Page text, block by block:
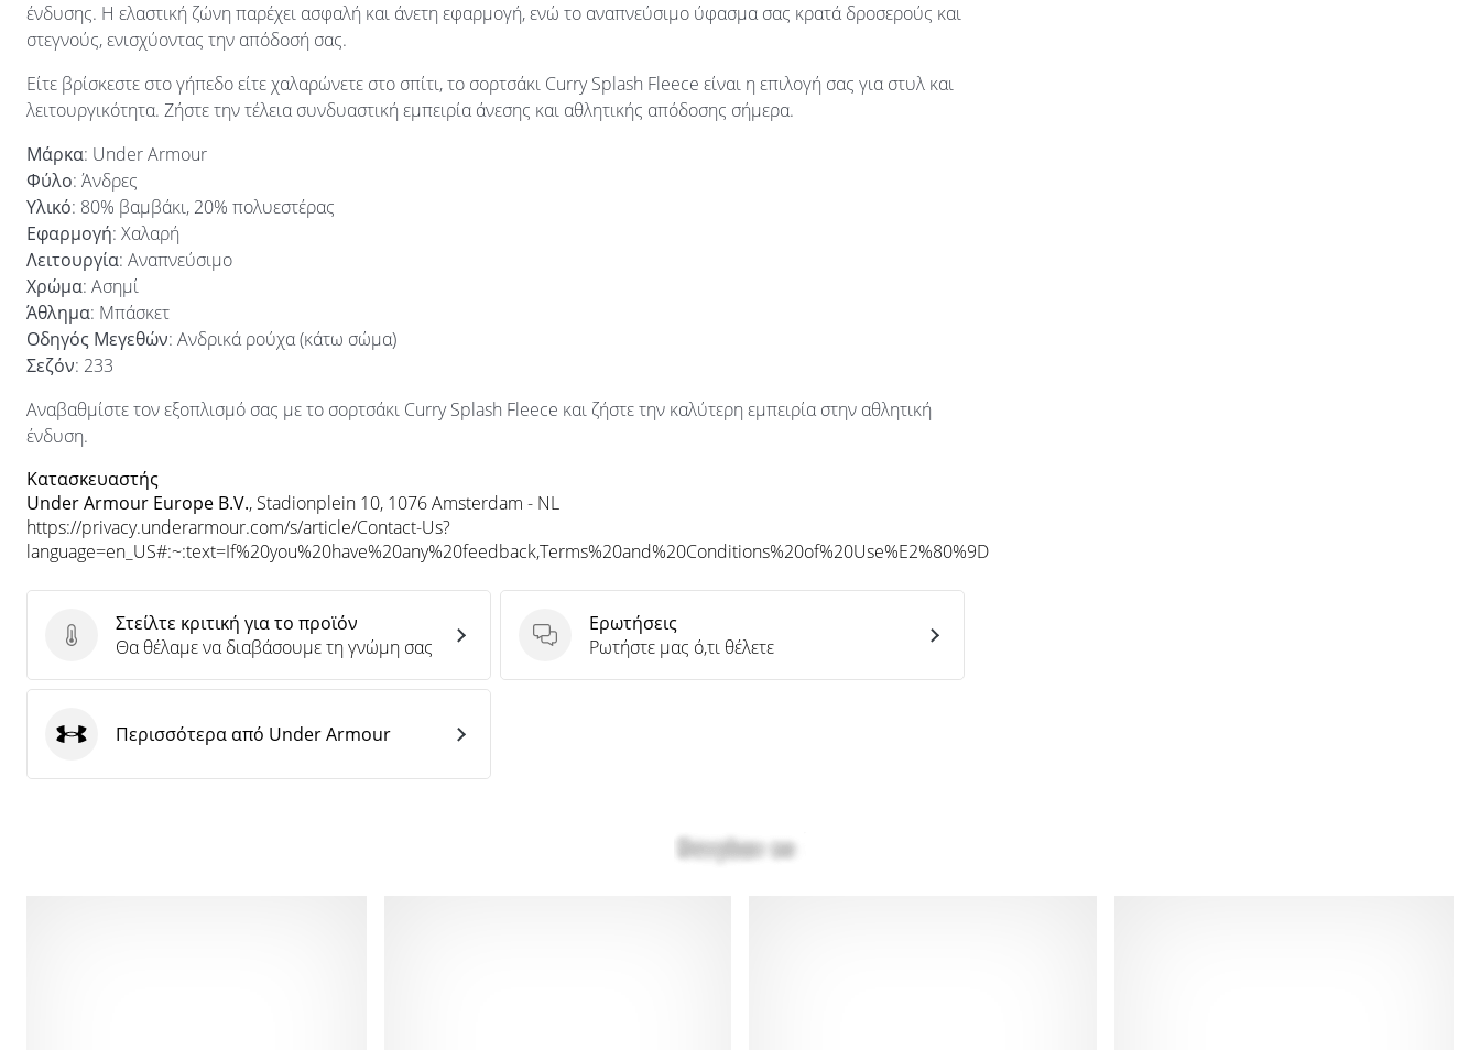
ένδυσης. Η ελαστική ζώνη παρέχει ασφαλή και άνετη εφαρμογή, ενώ το αναπνεύσιμο ύφασμα σας κρατά δροσερούς και
στεγνούς, ενισχύοντας την απόδοσή σας.
Είτε βρίσκεστε στο γήπεδο είτε χαλαρώνετε στο σπίτι, το σορτσάκι Curry Splash Fleece είναι η επιλογή σας για στυλ και
λειτουργικότητα. Ζήστε την τέλεια συνδυαστική εμπειρία άνεσης και αθλητικής απόδοσης σήμερα.
Μάρκα: Under Armour
Φύλο: Άνδρες
Υλικό: 80% βαμβάκι, 20% πολυεστέρας
Εφαρμογή: Χαλαρή
Λειτουργία: Αναπνεύσιμο
Χρώμα: Ασημί
Άθλημα: Μπάσκετ
Οδηγός Μεγεθών: Ανδρικά ρούχα (κάτω σώμα)
Σεζόν: 233
Αναβαθμίστε τον εξοπλισμό σας με το σορτσάκι Curry Splash Fleece και ζήστε την καλύτερη εμπειρία στην αθλητική
ένδυση.
Κατασκευαστής
Under Armour Europe B.V., Stadionplein 10, 1076 Amsterdam - NL
https://privacy.underarmour.com/s/article/Contact-Us?
language=en_US#:~:text=If%20you%20have%20any%20feedback,Terms%20and%20Conditions%20of%20Use%E2%80%9D
Στείλτε κριτική για το προϊόν
Στείλτε κριτική για το προϊόν
Θα θέλαμε να διαβάσουμε τη γνώμη σας
Ερωτήσεις
Ερωτήσεις
Ρωτήστε μας ό,τι θέλετε
Under Armour
Περισσότερα από Under Armour